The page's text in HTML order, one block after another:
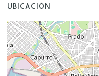
UBICACIÓN